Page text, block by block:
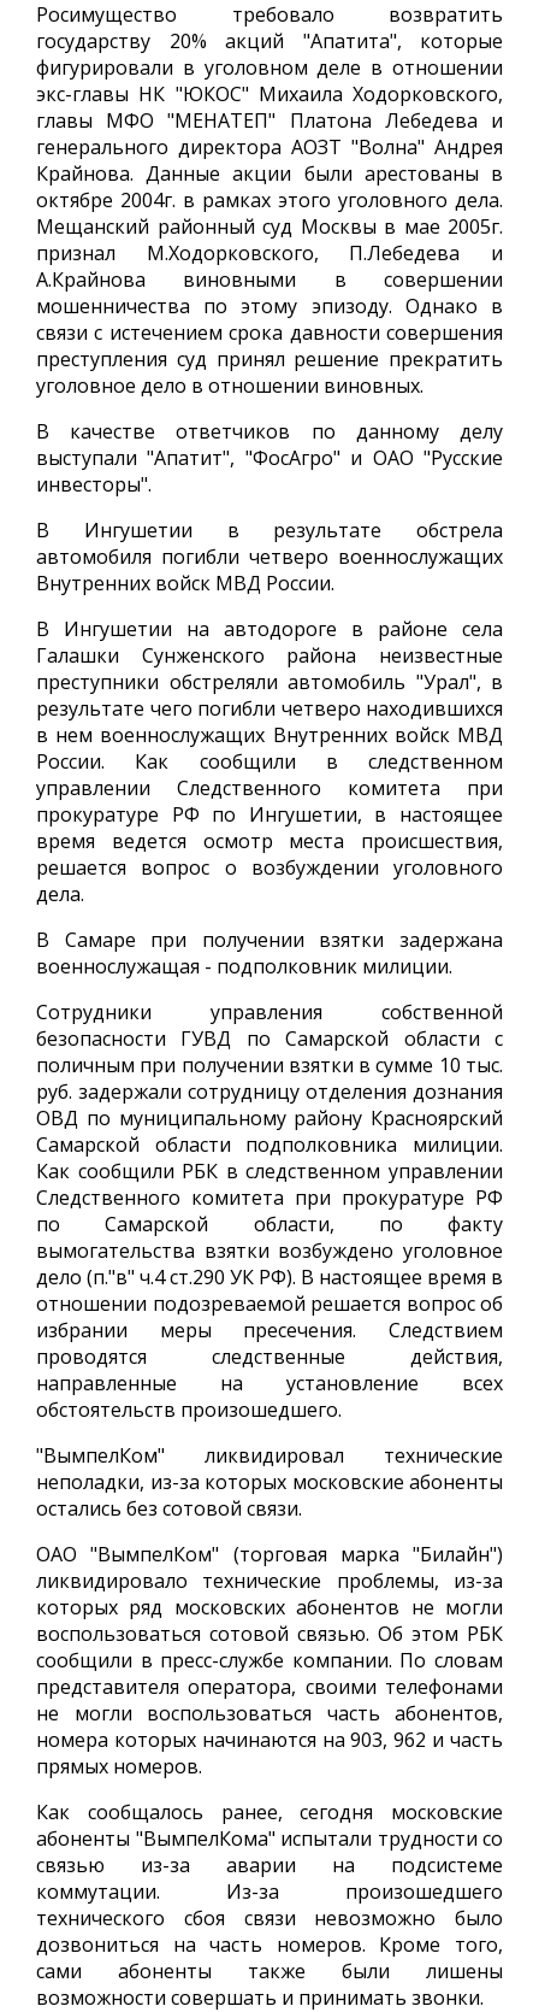
Росимущество требовало возвратить
государству 20% акций "Апатита", которые
фигурировали в уголовном деле в отношении
экс-главы НК "ЮКОС" Михаила Ходорковского,
главы МФО "МЕНАТЕП" Платона Лебедева и
генерального директора АОЗТ "Волна" Андрея
Крайнова. Данные акции были арестованы в
октябре 2004г. в рамках этого уголовного дела.
Мещанский районный суд Москвы в мае 2005г.
признал М.Ходорковского, П.Лебедева и
А.Крайнова виновными в совершении
мошенничества по этому эпизоду. Однако в
связи с истечением срока давности совершения
преступления суд принял решение прекратить
уголовное дело в отношении виновных.
В качестве ответчиков по данному делу
выступали "Апатит", "ФосАгро" и ОАО "Русские
инвесторы".
В Ингушетии в результате обстрела
автомобиля погибли четверо военнослужащих
Внутренних войск МВД России.
В Ингушетии на автодороге в районе села
Галашки Сунженского района неизвестные
преступники обстреляли автомобиль "Урал", в
результате чего погибли четверо находившихся
в нем военнослужащих Внутренних войск МВД
России. Как сообщили в следственном
управлении Следственного комитета при
прокуратуре РФ по Ингушетии, в настоящее
время ведется осмотр места происшествия,
решается вопрос о возбуждении уголовного
дела.
В Самаре при получении взятки задержана
военнослужащая - подполковник милиции.
Сотрудники управления собственной
безопасности ГУВД по Самарской области с
поличным при получении взятки в сумме 10 тыс.
руб. задержали сотрудницу отделения дознания
ОВД по муниципальному району Красноярский
Самарской области подполковника милиции.
Как сообщили РБК в следственном управлении
Следственного комитета при прокуратуре РФ
по Самарской области, по факту
вымогательства взятки возбуждено уголовное
дело (п."в" ч.4 ст.290 УК РФ). В настоящее время в
отношении подозреваемой решается вопрос об
избрании меры пресечения. Следствием
проводятся следственные действия,
направленные на установление всех
обстоятельств произошедшего.
"ВымпелКом" ликвидировал технические
неполадки, из-за которых московские абоненты
остались без сотовой связи.
ОАО "ВымпелКом" (торговая марка "Билайн")
ликвидировало технические проблемы, из-за
которых ряд московских абонентов не могли
воспользоваться сотовой связью. Об этом РБК
сообщили в пресс-службе компании. По словам
представителя оператора, своими телефонами
не могли воспользоваться часть абонентов,
номера которых начинаются на 903, 962 и часть
прямых номеров.
Как сообщалось ранее, сегодня московские
абоненты "ВымпелКома" испытали трудности со
связью из-за аварии на подсистеме
коммутации. Из-за произошедшего
технического сбоя связи невозможно было
дозвониться на часть номеров. Кроме того,
сами абоненты также были лишены
возможности совершать и принимать звонки.